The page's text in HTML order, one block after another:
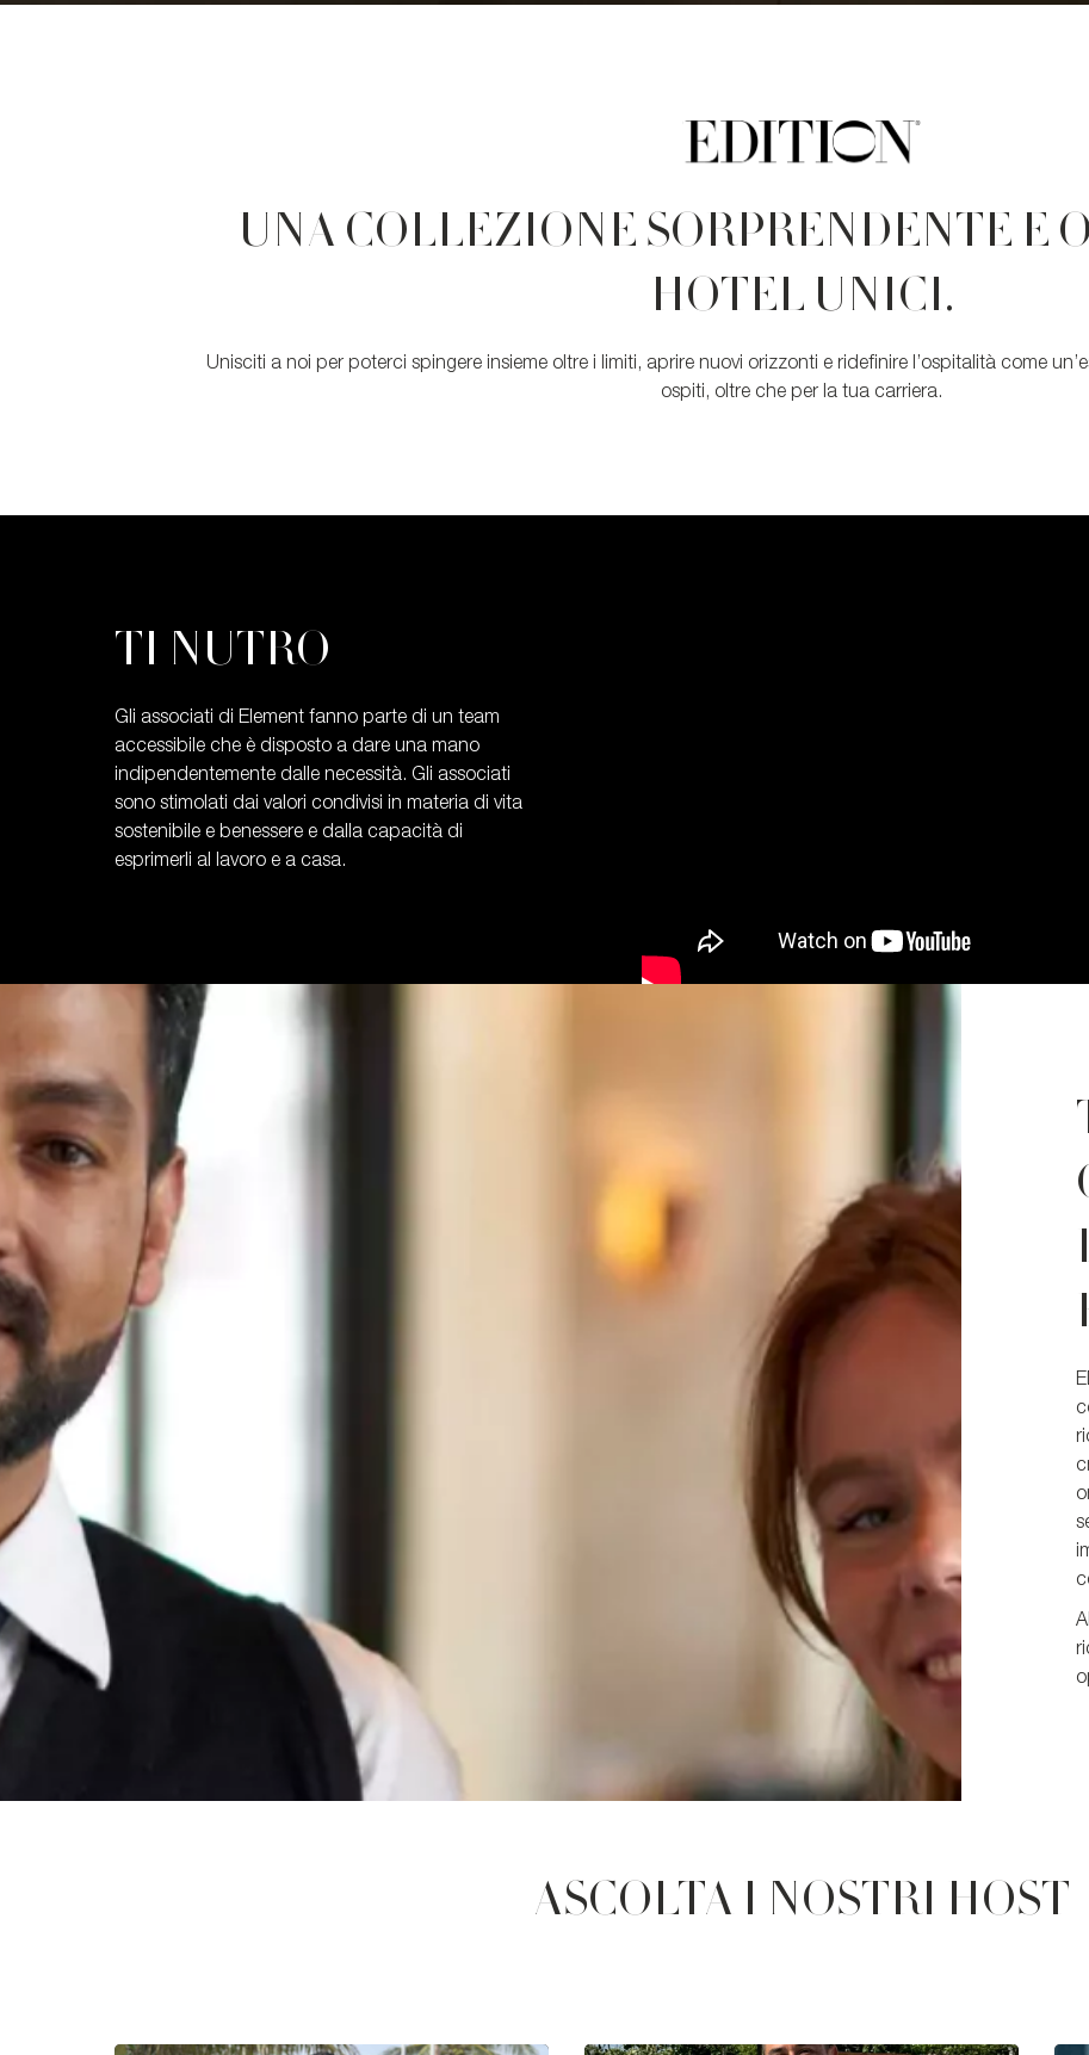
UNA COLLEZIONE SORPRENDENTE E
HOTEL UNICI.
Unisciti a noi per poterci spingere insieme oltre i limiti, aprire nuovi orizzonti e ridefinire l’ospitalità come
ospiti, oltre che per la tua carriera.
TI NUTRO
Gli associati di Element fanno parte di un team
accessibile che è disposto a dare una mano
indipendentemente dalle necessità. Gli associati
sono stimolati dai valori condivisi in materia di vita
sostenibile e benessere e dalla capacità di
esprimerli al lavoro e a casa.
ASCOLTA I NOSTRI HOST